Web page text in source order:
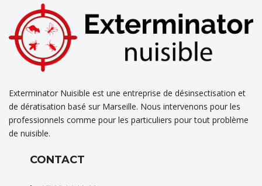
Exterminator Nuisible est une entreprise de désinsectisation et
de dératisation basé sur Marseille. Nous intervenons pour les
professionnels comme pour les particuliers pour tout problème
de nuisible.
CONTACT